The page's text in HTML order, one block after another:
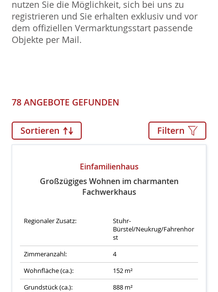
nutzen Sie die Möglichkeit, sich bei uns zu
registrieren und Sie erhalten exklusiv und vor
dem offiziellen Vermarktungsstart passende
Objekte per Mail.
78 ANGEBOTE GEFUNDEN
Sortieren Filtern
Einfamilienhaus
Großzügiges Wohnen im charmanten
Fachwerkhaus
Regionaler Zusatz:
Stuhr-
Bürstel/Neukrug/Fahrenhor
st
Zimmeranzahl:
4
Wohnfläche (ca.):
152 m²
Grundstück (ca.):
888 m²